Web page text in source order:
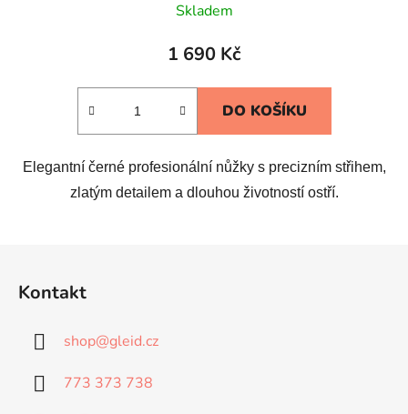
Skladem
1 690 Kč
DO KOŠÍKU
Elegantní černé profesionální nůžky s precizním střihem,
zlatým detailem a dlouhou životností ostří.
Kontakt
shop@gleid.cz
773 373 738